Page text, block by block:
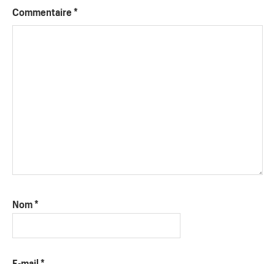
Commentaire *
Nom*